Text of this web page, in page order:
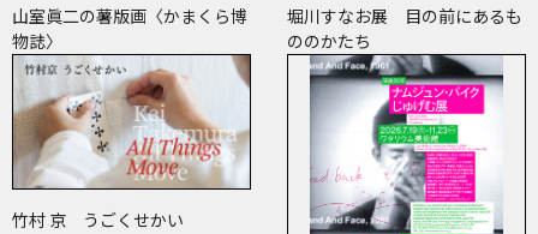
山室眞二の薯版画〈かまくら博
物誌〉
堀川すなお展 目の前にあるも
ののかたち
竹村 京 うごくせかい